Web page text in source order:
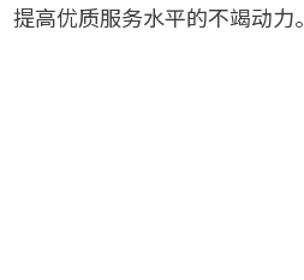
高优质服务水平的不竭动力。